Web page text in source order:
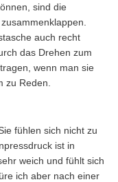
sind die
auch recht
das Drehen zum
wenn man sie
zu Reden.
fühlen sich nicht zu
ist in
weich und fühlt sich
ich aber nach einer